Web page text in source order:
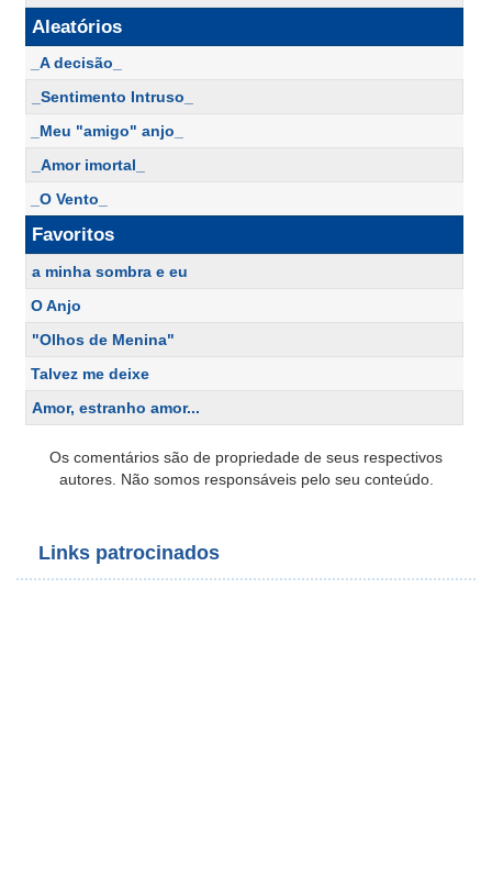
Aleatórios
_A decisão_
_Sentimento Intruso_
_Meu "amigo" anjo_
_Amor imortal_
_O Vento_
Favoritos
a minha sombra e eu
O Anjo
"Olhos de Menina"
Talvez me deixe
Amor, estranho amor...
Os comentários são de propriedade de seus respectivos
autores. Não somos responsáveis pelo seu conteúdo.
Links patrocinados